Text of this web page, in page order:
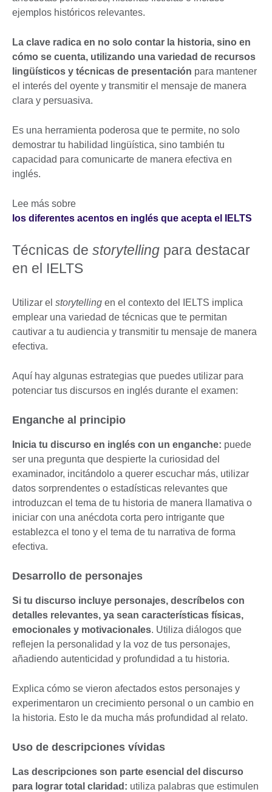
ejemplos históricos relevantes.
La clave radica en no solo contar la historia, sino en
cómo se cuenta, utilizando una variedad de recursos
lingüísticos y técnicas de presentación para mantener
el interés del oyente y transmitir el mensaje de manera
clara y persuasiva.
Es una herramienta poderosa que te permite, no solo
demostrar tu habilidad lingüística, sino también tu
capacidad para comunicarte de manera efectiva en
inglés.
Lee más sobre
los diferentes acentos en inglés que acepta el IELTS
Técnicas de storytelling para destacar
en el IELTS
Utilizar el storytelling en el contexto del IELTS implica
emplear una variedad de técnicas que te permitan
cautivar a tu audiencia y transmitir tu mensaje de manera
efectiva.
Aquí hay algunas estrategias que puedes utilizar para
potenciar tus discursos en inglés durante el examen:
Enganche al principio
Inicia tu discurso en inglés con un enganche: puede
ser una pregunta que despierte la curiosidad del
examinador, incitándolo a querer escuchar más, utilizar
datos sorprendentes o estadísticas relevantes que
introduzcan el tema de tu historia de manera llamativa o
iniciar con una anécdota corta pero intrigante que
establezca el tono y el tema de tu narrativa de forma
efectiva.
Desarrollo de personajes
Si tu discurso incluye personajes, descríbelos con
detalles relevantes, ya sean características físicas,
emocionales y motivacionales. Utiliza diálogos que
reflejen la personalidad y la voz de tus personajes,
añadiendo autenticidad y profundidad a tu historia.
Explica cómo se vieron afectados estos personajes y
experimentaron un crecimiento personal o un cambio en
la historia. Esto le da mucha más profundidad al relato.
Uso de descripciones vívidas
Las descripciones son parte esencial del discurso
para lograr total claridad: utiliza palabras que estimulen